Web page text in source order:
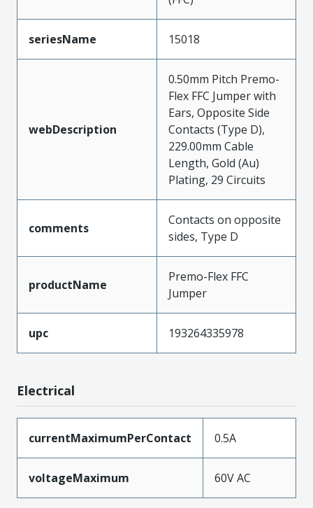
seriesName 15018
webDescription
0.50mm Pitch Premo-
Flex FFC Jumper with
Ears, Opposite Side
Contacts (Type D),
229.00mm Cable
Length, Gold (Au)
Plating, 29 Circuits
comments
Contacts on opposite
sides, Type D
productName
Premo-Flex FFC
Jumper
upc 193264335978
Electrical
currentMaximumPerContact 0.5A
voltageMaximum 60V AC